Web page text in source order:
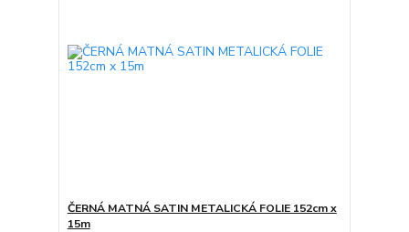
ČERNÁ MATNÁ SATIN METALICKÁ FOLIE 152cm x
15m